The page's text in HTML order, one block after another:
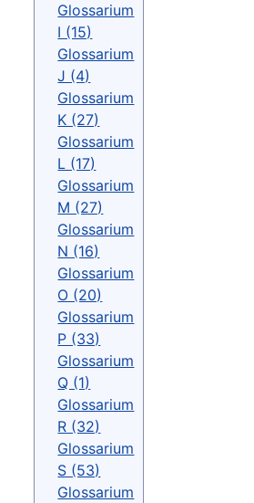
Glossarium
I (15)
Glossarium
J (4)
Glossarium
K (27)
Glossarium
L (17)
Glossarium
M (27)
Glossarium
N (16)
Glossarium
O (20)
Glossarium
P (33)
Glossarium
Q (1)
Glossarium
R (32)
Glossarium
S (53)
Glossarium